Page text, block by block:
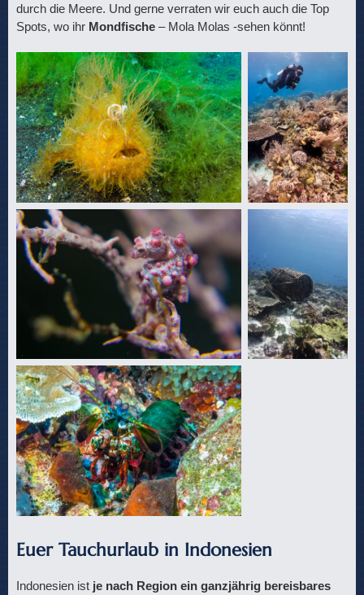
durch die Meere. Und gerne verraten wir euch auch die Top
Spots, wo ihr Mondfische – Mola Molas -sehen könnt!
Euer Tauchurlaub in Indonesien
Indonesien ist je nach Region ein ganzjährig bereisbares